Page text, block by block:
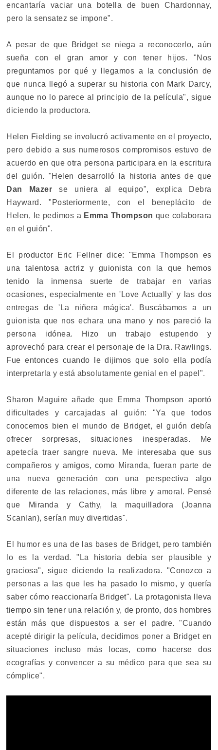
encantaría vaciar una botella de buen Chardonnay,
pero la sensatez se impone".
A pesar de que Bridget se niega a reconocerlo, aún
sueña con el gran amor y con tener hijos. "Nos
preguntamos por qué y llegamos a la conclusión de
que nunca llegó a superar su historia con Mark Darcy,
aunque no lo parece al principio de la película", sigue
diciendo la productora.
Helen Fielding se involucró activamente en el proyecto,
pero debido a sus numerosos compromisos estuvo de
acuerdo en que otra persona participara en la escritura
del guión. "Helen desarrolló la historia antes de que
Dan Mazer se uniera al equipo", explica Debra
Hayward. "Posteriormente, con el beneplácito de
Helen, le pedimos a Emma Thompson que colaborara
en el guión".
El productor Eric Fellner dice: "Emma Thompson es
una talentosa actriz y guionista con la que hemos
tenido la inmensa suerte de trabajar en varias
ocasiones, especialmente en 'Love Actually' y las dos
entregas de 'La niñera mágica'. Buscábamos a un
guionista que nos echara una mano y nos pareció la
persona idónea. Hizo un trabajo estupendo y
aprovechó para crear el personaje de la Dra. Rawlings.
Fue entonces cuando le dijimos que solo ella podía
interpretarla y está absolutamente genial en el papel".
Sharon Maguire añade que Emma Thompson aportó
dificultades y carcajadas al guión: "Ya que todos
conocemos bien el mundo de Bridget, el guión debía
ofrecer sorpresas, situaciones inesperadas. Me
apetecía traer sangre nueva. Me interesaba que sus
compañeros y amigos, como Miranda, fueran parte de
una nueva generación con una perspectiva algo
diferente de las relaciones, más libre y amoral. Pensé
que Miranda y Cathy, la maquilladora (Joanna
Scanlan), serían muy divertidas".
El humor es una de las bases de Bridget, pero también
lo es la verdad. "La historia debía ser plausible y
graciosa", sigue diciendo la realizadora. "Conozco a
personas a las que les ha pasado lo mismo, y quería
saber cómo reaccionaría Bridget". La protagonista lleva
tiempo sin tener una relación y, de pronto, dos hombres
están más que dispuestos a ser el padre. "Cuando
acepté dirigir la película, decidimos poner a Bridget en
situaciones incluso más locas, como hacerse dos
ecografías y convencer a su médico para que sea su
cómplice".